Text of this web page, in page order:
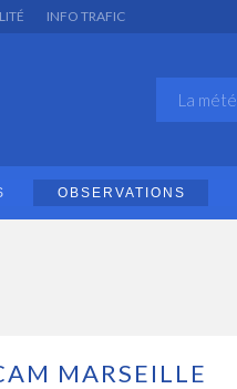
INFO TRAFIC
OBSERVATIONS
MARSEILLE